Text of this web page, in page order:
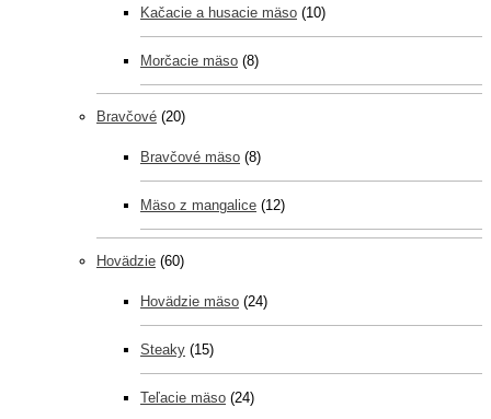
Kačacie a husacie mäso (10)
Morčacie mäso (8)
Bravčové (20)
Bravčové mäso (8)
Mäso z mangalice (12)
Hovädzie (60)
Hovädzie mäso (24)
Steaky (15)
Teľacie mäso (24)